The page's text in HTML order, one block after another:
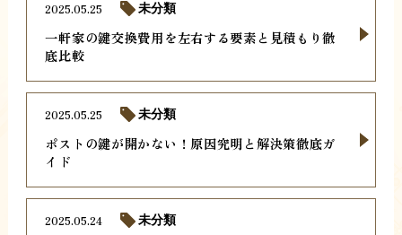
一軒家の鍵交換費用を左右する要素と見積もり徹
底比較
2025.05.25 未分類
ポストの鍵が開かない！原因究明と解決策徹底ガ
イド
2025.05.25 未分類
2025.05.24 未分類